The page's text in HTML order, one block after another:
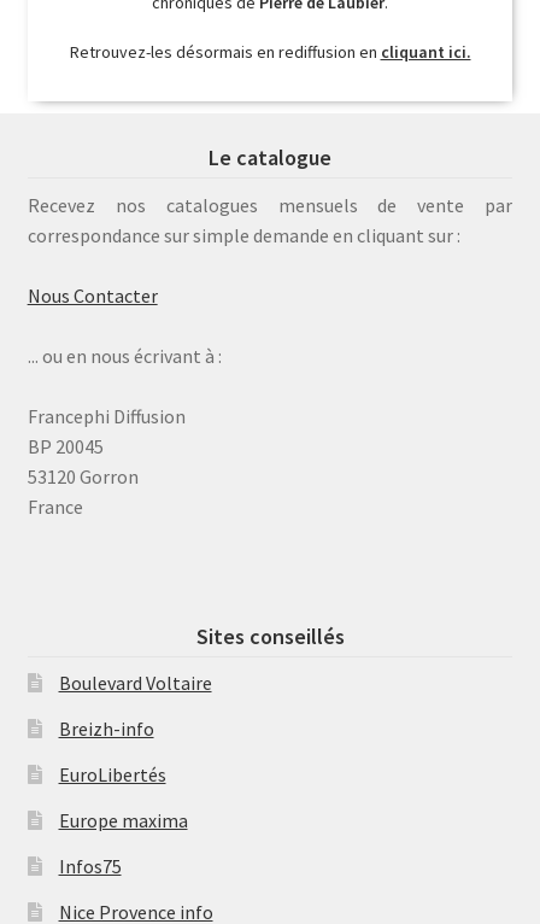
Retrouvez-les désormais en rediffusion en cliquant ici.
Le catalogue
Recevez nos catalogues mensuels de vente par
correspondance sur simple demande en cliquant sur :
Nous Contacter
... ou en nous écrivant à :
Francephi Diffusion
BP 20045
53120 Gorron
France
Sites conseillés
Boulevard Voltaire
Breizh-info
EuroLibertés
Europe maxima
Infos75
Nice Provence info